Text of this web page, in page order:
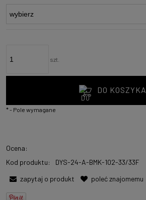
szt.
DO KOSZYKA
*- Pole wymagane
Ocena:
Kod produktu:
DYS-24-A-BMK-102-33/33F
zapytaj o produkt
poleć znajomemu